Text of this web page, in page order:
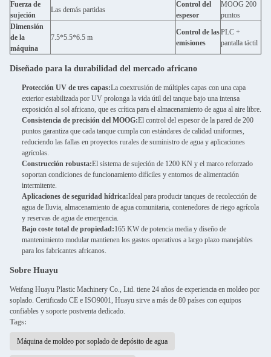
Fuerza de
sujeción
Las demás partidas
Control del
espesor
MOOG 200
puntos
Dimensión
de la
máquina
7.5*5.5*6.5 m
Control de las
emisiones
PLC +
pantalla táctil
Diseñado para la durabilidad del mercado africano
Protección UV de tres capas:La coextrusión de múltiples capas con una capa
exterior estabilizada por UV prolonga la vida útil del tanque bajo una intensa
exposición al sol africano, que es crítica para el almacenamiento de agua al aire libre.
Consistencia de precisión del MOOG:El control del espesor de la pared de 200
puntos garantiza que cada tanque cumpla con estándares de calidad uniformes,
reduciendo las fallas en proyectos rurales de suministro de agua y aplicaciones
agrícolas.
Construcción robusta:El sistema de sujeción de 1200 KN y el marco reforzado
soportan condiciones de funcionamiento difíciles y entornos de alimentación
intermitente.
Aplicaciones de seguridad hídrica:Ideal para producir tanques de recolección de
agua de lluvia, almacenamiento de agua comunitaria, contenedores de riego agrícola
y reservas de agua de emergencia.
Bajo coste total de propiedad:165 KW de potencia media y diseño de
mantenimiento modular mantienen los gastos operativos a largo plazo manejables
para los fabricantes africanos.
Sobre Huayu
Weifang Huayu Plastic Machinery Co., Ltd. tiene 24 años de experiencia en moldeo por
soplado. Certificado CE e ISO9001, Huayu sirve a más de 80 países con equipos
confiables y soporte postventa dedicado.
Tags:
Máquina de moldeo por soplado de depósito de agua